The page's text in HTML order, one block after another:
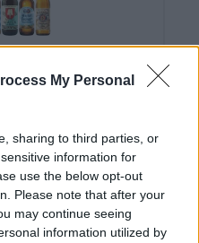
My Personal
sharing to third parties, or
information for
use the below opt-out
Please note that after your
may continue seeing
information utilized by
/ St.